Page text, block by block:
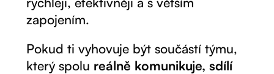
zapojením.
Pokud ti vyhovuje být součástí týmu,
který spolu reálně komunikuje, sdílí